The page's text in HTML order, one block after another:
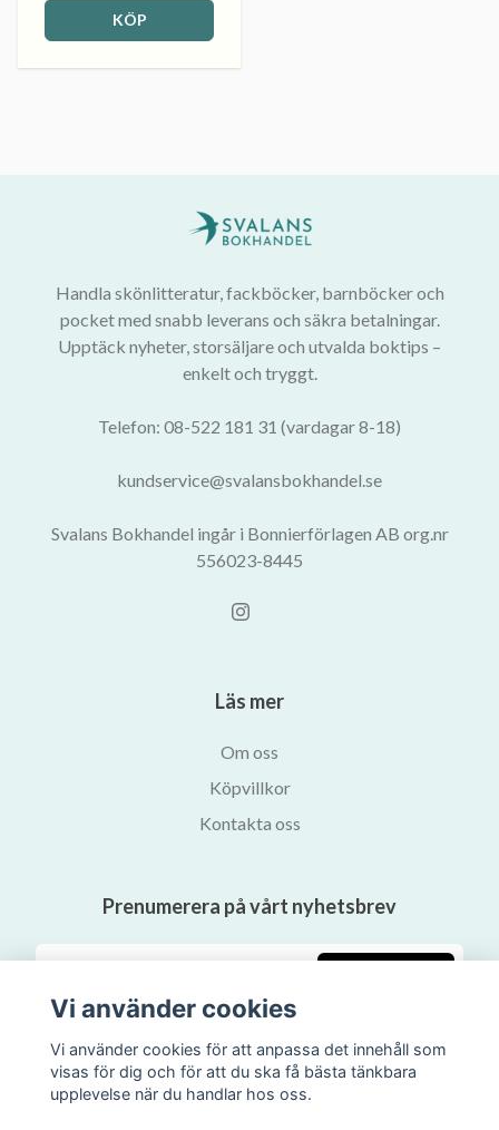
KÖP
Handla skönlitteratur, fackböcker, barnböcker och
pocket med snabb leverans och säkra betalningar.
Upptäck nyheter, storsäljare och utvalda boktips –
enkelt och tryggt.
Telefon: 08-522 181 31 (vardagar 8-18)
kundservice@svalansbokhandel.se
Svalans Bokhandel ingår i Bonnierförlagen AB org.nr
556023-8445
Läs mer
Om oss
Köpvillkor
Kontakta oss
Prenumerera på vårt nyhetsbrev
Vi använder cookies
Vi använder cookies för att anpassa det innehåll som
visas för dig och för att du ska få bästa tänkbara
upplevelse när du handlar hos oss.